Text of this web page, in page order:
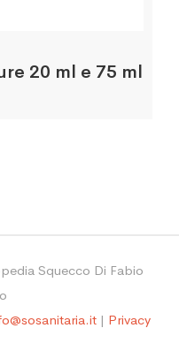
20 ml e 75 ml
Squecco Di Fabio
| Privacy